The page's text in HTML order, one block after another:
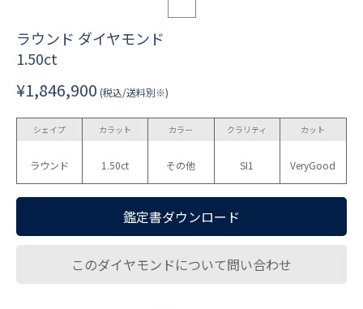
ラウンド ダイヤモンド
1.50ct
¥1,846,900 (税込/送料別※)
シェイプ
ラウンド
カラット
1.50ct
カラー
その他
クラリティ
SI1
カット
VeryGood
鑑定書ダウンロード
このダイヤモンドについて問い合わせ